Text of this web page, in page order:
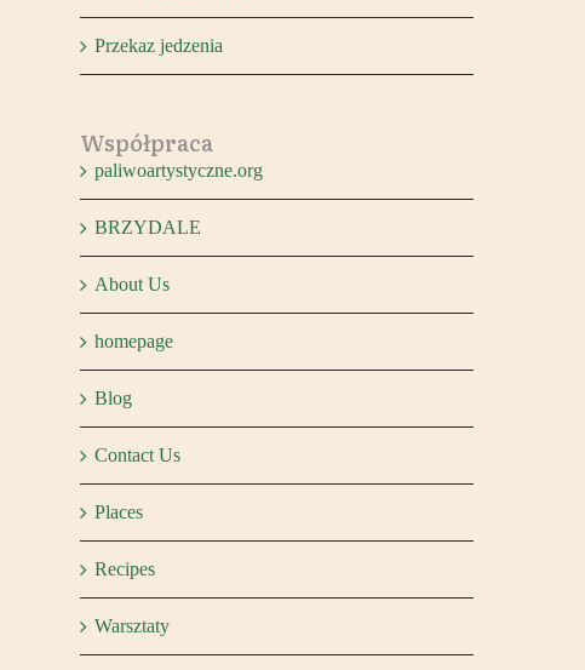
Przekaz jedzenia
Współpraca
paliwoartystyczne.org
BRZYDALE
About Us
homepage
Blog
Contact Us
Places
Recipes
Warsztaty